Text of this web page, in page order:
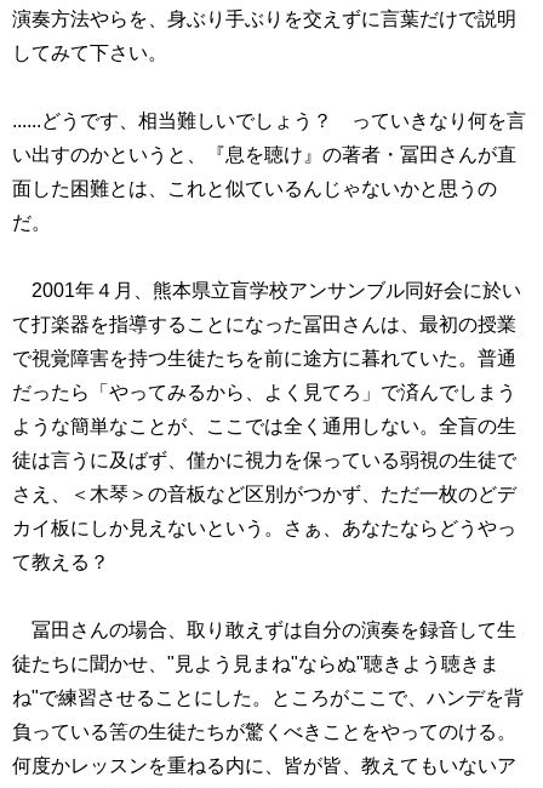
演奏方法やらを、身ぶり手ぶりを交えずに言葉だけで説明
してみて下さい。
......どうです、相当難しいでしょう？ っていきなり何を言
い出すのかというと、『息を聴け』の著者・冨田さんが直
面した困難とは、これと似ているんじゃないかと思うの
だ。
2001年４月、熊本県立盲学校アンサンブル同好会に於い
て打楽器を指導することになった冨田さんは、最初の授業
で視覚障害を持つ生徒たちを前に途方に暮れていた。普通
だったら「やってみるから、よく見てろ」で済んでしまう
ような簡単なことが、ここでは全く通用しない。全盲の生
徒は言うに及ばず、僅かに視力を保っている弱視の生徒で
さえ、＜木琴＞の音板など区別がつかず、ただ一枚のどデ
カイ板にしか見えないという。さぁ、あなたならどうやっ
て教える？
冨田さんの場合、取り敢えずは自分の演奏を録音して生
徒たちに聞かせ、"見よう見まね"ならぬ"聴きよう聴きま
ね"で練習させることにした。ところがここで、ハンデを背
負っている筈の生徒たちが驚くべきことをやってのける。
何度かレッスンを重ねる内に、皆が皆、教えてもいないア